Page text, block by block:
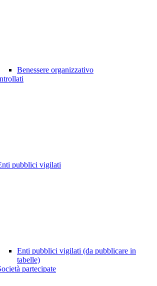
Benessere organizzativo
pubblici vigilati
Enti pubblici vigilati (da pubblicare in
tabelle)
partecipate